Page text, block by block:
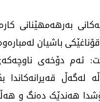
بەرهەمهێنانی
باشیان
ئەم دۆخەی
قەیرانەکاندا
هەندێک دەنگ و